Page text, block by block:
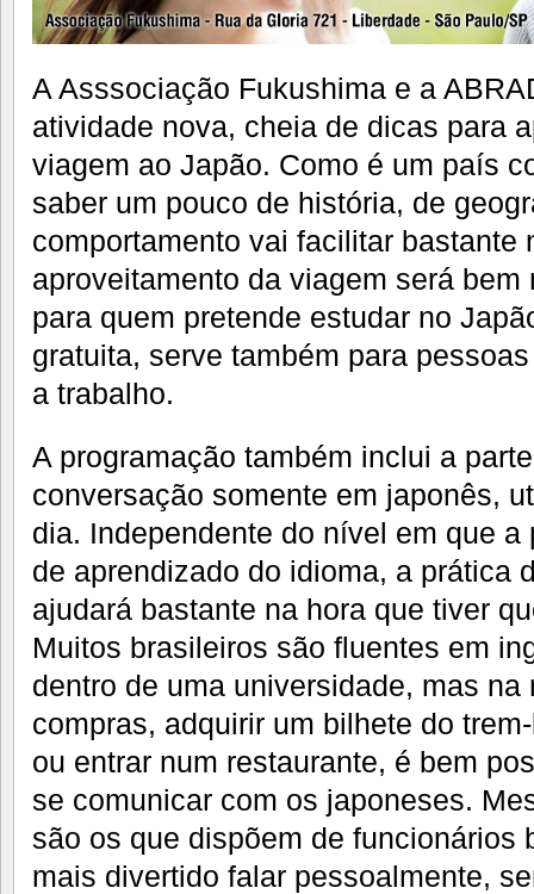
A Asssociação Fukushima e a
atividade nova, cheia de dicas para
viagem ao Japão. Como é um país
saber um pouco de história, de
comportamento vai facilitar bastante
aproveitamento da viagem será bem
para quem pretende estudar no
gratuita, serve também para
a trabalho.
A programação também inclui a
conversação somente em japonês,
dia. Independente do nível em que
de aprendizado do idioma, a prática
ajudará bastante na hora que tiver
Muitos brasileiros são fluentes em
dentro de uma universidade, mas na
compras, adquirir um bilhete do
ou entrar num restaurante, é bem
se comunicar com os japoneses.
são os que dispõem de funcionários
mais divertido falar pessoalmente,